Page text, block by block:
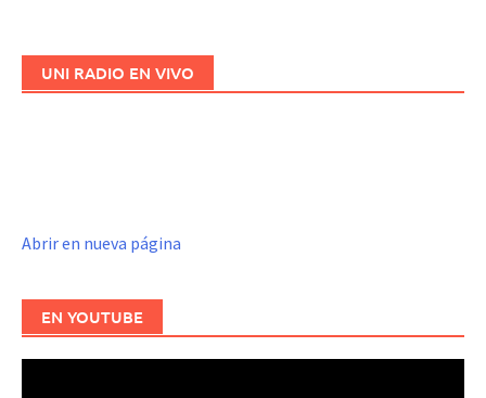
UNI RADIO EN VIVO
Abrir en nueva página
EN YOUTUBE